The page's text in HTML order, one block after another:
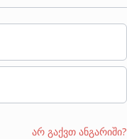
არ გაქვთ ანგარიში?